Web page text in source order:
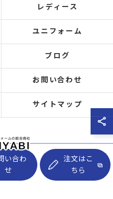
い合わ
せ
注文はこ
ちら
レディース
ユニフォーム
ブログ
お問い合わせ
サイトマップ
雅 ALL RIGHTS RESERVED.